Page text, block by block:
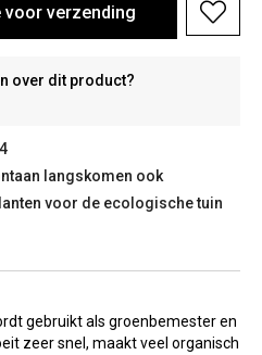
voor verzending
over dit product?
langskomen ook
voor de ecologische tuin
gebruikt als groenbemester en
zeer snel, maakt veel organisch